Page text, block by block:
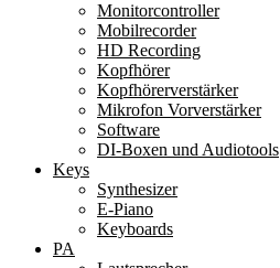
Monitorcontroller
Mobilrecorder
HD Recording
Kopfhörer
Kopfhörerverstärker
Mikrofon Vorverstärker
Software
DI-Boxen und Audiotools
Keys
Synthesizer
E-Piano
Keyboards
PA